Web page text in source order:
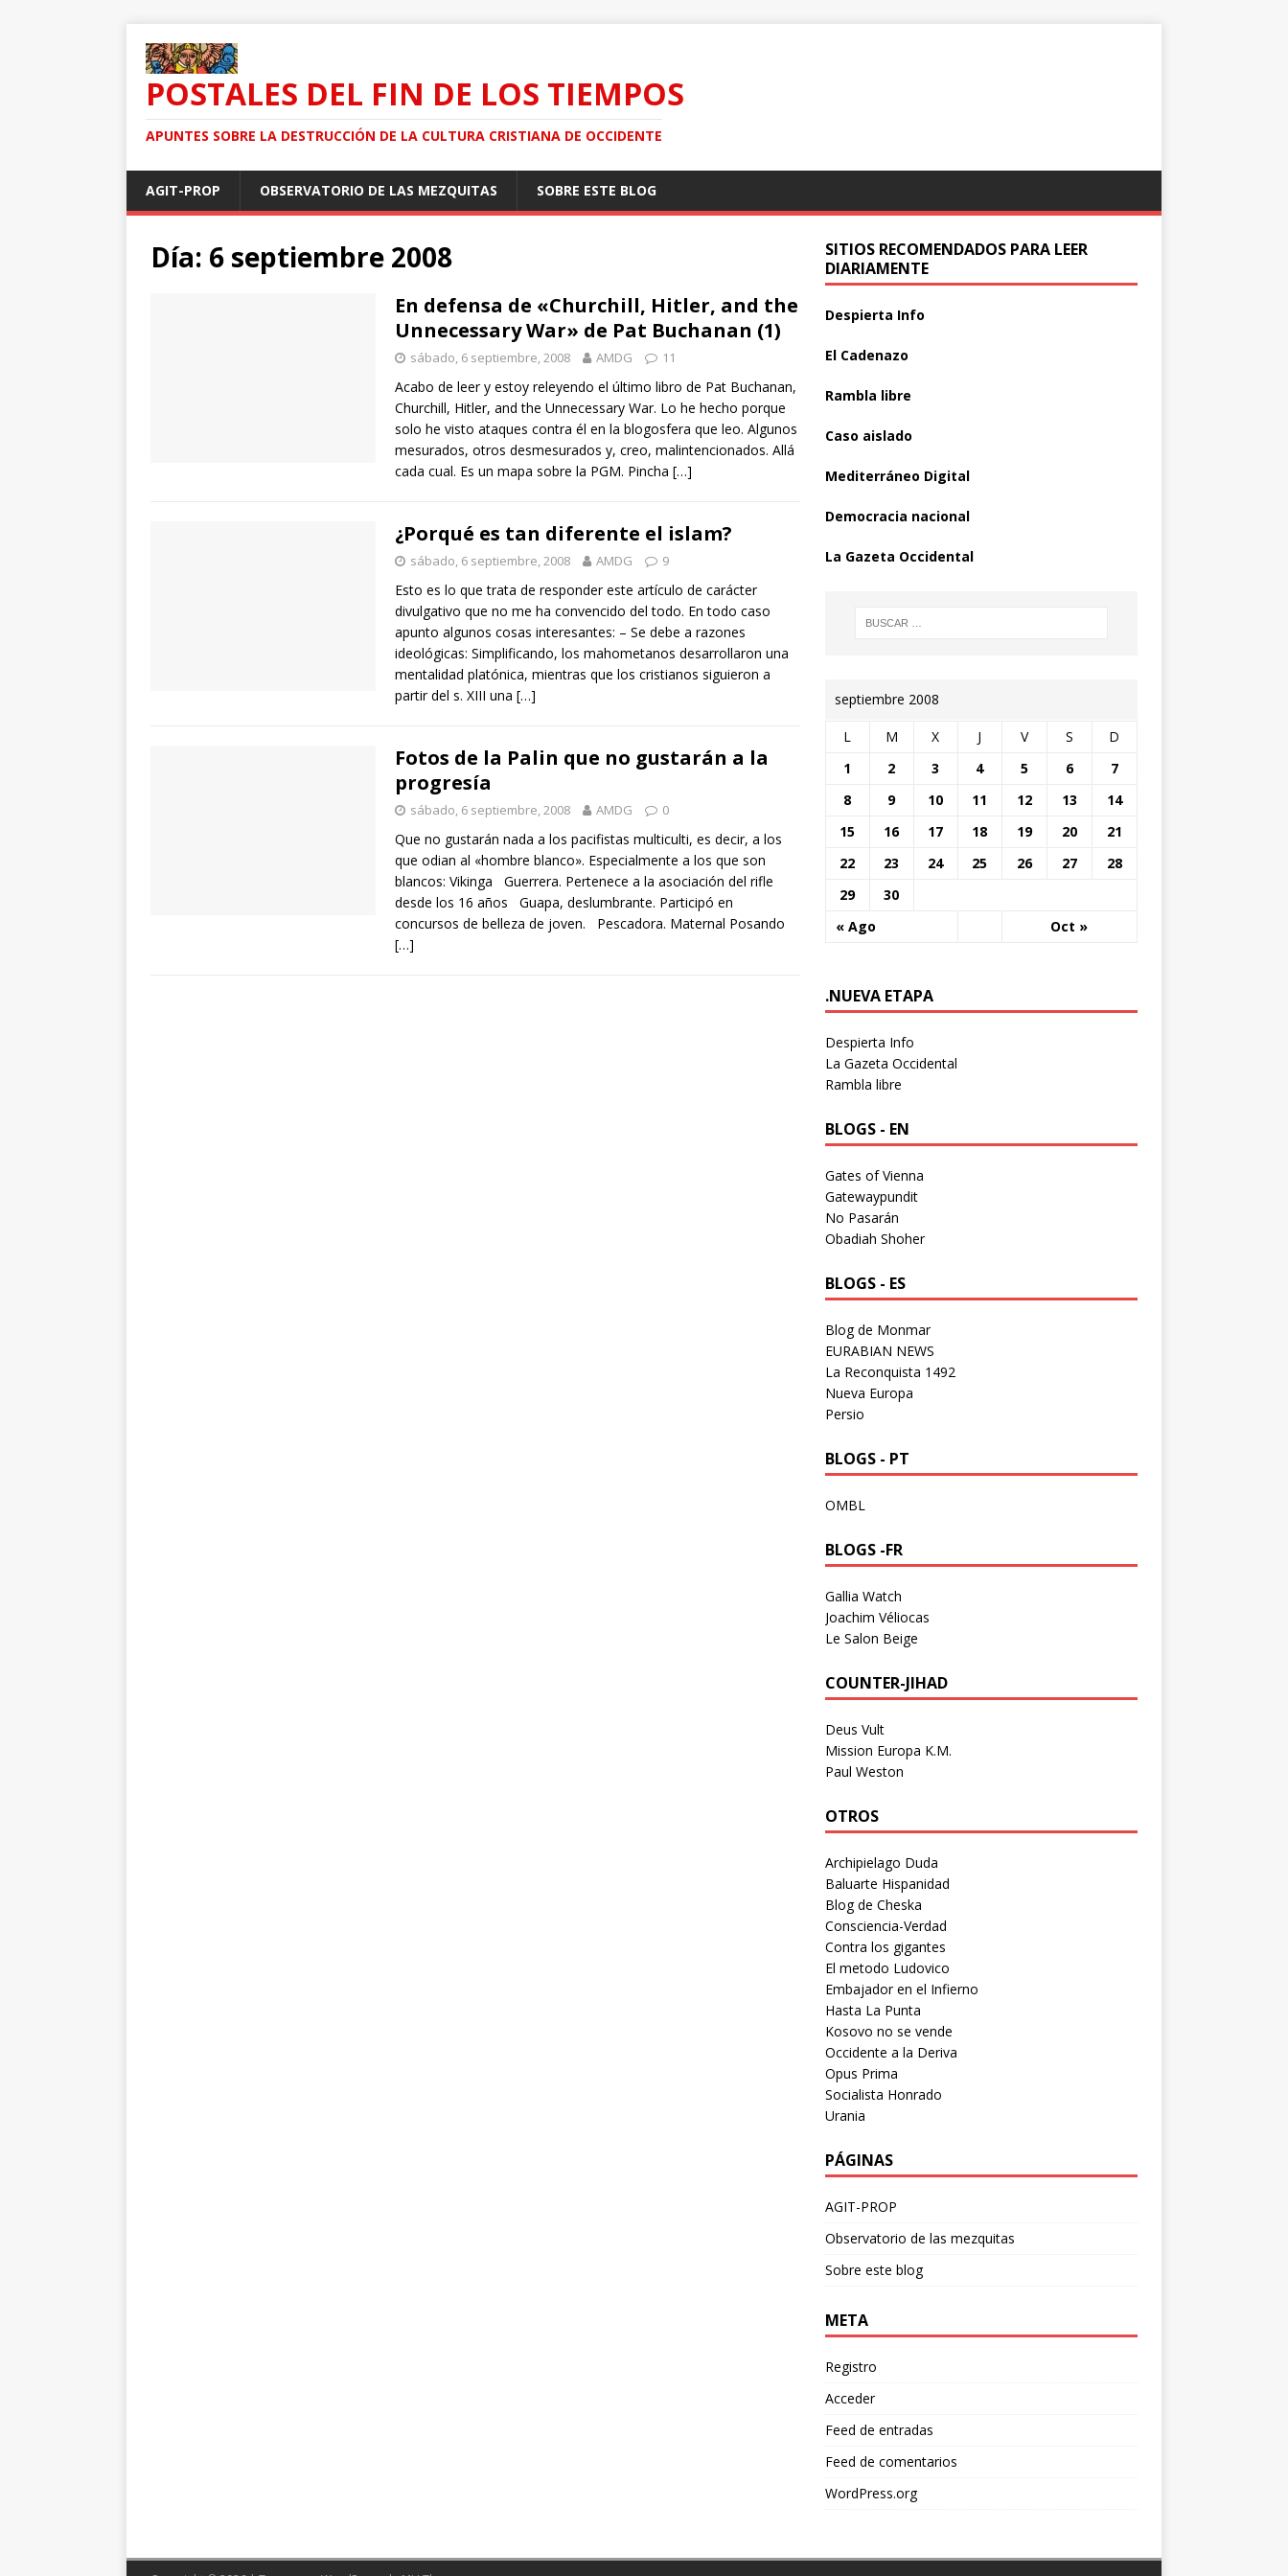
POSTALES DEL FIN DE LOS TIEMPOS
APUNTES SOBRE LA DESTRUCCIÓN DE LA CULTURA CRISTIANA DE OCCIDENTE
AGIT-PROP OBSERVATORIO DE LAS MEZQUITAS SOBRE ESTE BLOG
Día: 6 septiembre 2008
En defensa de «Churchill, Hitler, and the
Unnecessary War» de Pat Buchanan (1)
sábado, 6 septiembre, 2008 AMDG 11
Acabo de leer y estoy releyendo el último libro de Pat Buchanan,
Churchill, Hitler, and the Unnecessary War. Lo he hecho porque
solo he visto ataques contra él en la blogosfera que leo. Algunos
mesurados, otros desmesurados y, creo, malintencionados. Allá
cada cual. Es un mapa sobre la PGM. Pincha […]
¿Porqué es tan diferente el islam?
sábado, 6 septiembre, 2008 AMDG 9
Esto es lo que trata de responder este artículo de carácter
divulgativo que no me ha convencido del todo. En todo caso
apunto algunos cosas interesantes: – Se debe a razones
ideológicas: Simplificando, los mahometanos desarrollaron una
mentalidad platónica, mientras que los cristianos siguieron a
partir del s. XIII una […]
Fotos de la Palin que no gustarán a la
progresía
sábado, 6 septiembre, 2008 AMDG 0
Que no gustarán nada a los pacifistas multiculti, es decir, a los
que odian al «hombre blanco». Especialmente a los que son
blancos: Vikinga Guerrera. Pertenece a la asociación del rifle
desde los 16 años Guapa, deslumbrante. Participó en
concursos de belleza de joven. Pescadora. Maternal Posando
[…]
SITIOS RECOMENDADOS PARA LEER
DIARIAMENTE
Despierta Info
El Cadenazo
Rambla libre
Caso aislado
Mediterráneo Digital
Democracia nacional
La Gazeta Occidental
septiembre 2008
L M X J V S D
« Ago Oct »
1 2 3 4 5 6
7
8
9 10 11 12 13
14
15
16 17 18 19 20
21
22
23 24 25 26 27
28
29
30
.NUEVA ETAPA
Despierta Info
La Gazeta Occidental
Rambla libre
BLOGS - EN
Gates of Vienna
Gatewaypundit
No Pasarán
Obadiah Shoher
BLOGS - ES
Blog de Monmar
EURABIAN NEWS
La Reconquista 1492
Nueva Europa
Persio
BLOGS - PT
OMBL
BLOGS -FR
Gallia Watch
Joachim Véliocas
Le Salon Beige
COUNTER-JIHAD
Deus Vult
Mission Europa K.M.
Paul Weston
OTROS
Archipielago Duda
Baluarte Hispanidad
Blog de Cheska
Consciencia-Verdad
Contra los gigantes
El metodo Ludovico
Embajador en el Infierno
Hasta La Punta
Kosovo no se vende
Occidente a la Deriva
Opus Prima
Socialista Honrado
Urania
PÁGINAS
AGIT-PROP
Observatorio de las mezquitas
Sobre este blog
META
Registro
Acceder
Feed de entradas
Feed de comentarios
WordPress.org